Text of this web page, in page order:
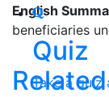
Quiz
Take a quiz
English
beneficiaries